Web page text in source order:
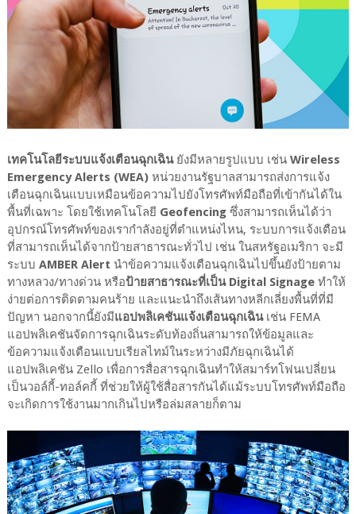
เทคโนโลยีระบบแจ้งเตือนฉุกเฉิน ยังมีหลายรูปแบบ เช่น Wireless
Emergency Alerts (WEA) หน่วยงานรัฐบาลสามารถส่งการแจ้ง
เตือนฉุกเฉินแบบเหมือนข้อความไปยังโทรศัพท์มือถือที่เข้ากันได้ใน
พื้นที่เฉพาะ โดยใช้เทคโนโลยี Geofencingซึ่งสามารถเห็นได้ว่า
อุปกรณ์โทรศัพท์ของเรากำลังอยู่ที่ตำแหน่งไหน, ระบบการแจ้งเตือน
ที่สามารถเห็นได้จากป้ายสาธารณะทั่วไป เช่น ในสหรัฐอเมริกา จะมี
ระบบ AMBER Alert นำข้อความแจ้งเตือนฉุกเฉินไปขึ้นยังป้ายตาม
ทางหลวง/ทางด่วน หรือป้ายสาธารณะที่เป็น Digital Signageทำให้
ง่ายต่อการติดตามคนร้าย และแนะนำถึงเส้นทางหลีกเลี่ยงพื้นที่ที่มี
ปัญหา นอกจากนี้ยังมีแอปพลิเคชันแจ้งเตือนฉุกเฉินเช่น FEMA
แอปพลิเคชันจัดการฉุกเฉินระดับท้องถิ่นสามารถให้ข้อมูลและ
ข้อความแจ้งเตือนแบบเรียลไทม์ในระหว่างมีภัยฉุกเฉินได้
แอปพลิเคชัน Zello เพื่อการสื่อสารฉุกเฉินทำให้สมาร์ทโฟนเปลี่ยน
เป็นวอล์กี้-ทอล์คกี้ ที่ช่วยให้ผู้ใช้สื่อสารกันได้แม้ระบบโทรศัพท์มือถือ
จะเกิดการใช้งานมากเกินไปหรือล่มสลายก็ตาม